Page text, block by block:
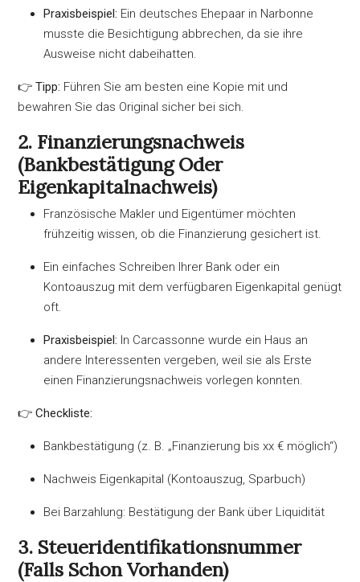
Praxisbeispiel: Ein deutsches Ehepaar in Narbonne
musste die Besichtigung abbrechen, da sie ihre
Ausweise nicht dabeihatten.
👉 Tipp: Führen Sie am besten eine Kopie mit und
bewahren Sie das Original sicher bei sich.
2. Finanzierungsnachweis
(Bankbestätigung Oder
Eigenkapitalnachweis)
Französische Makler und Eigentümer möchten
frühzeitig wissen, ob die Finanzierung gesichert ist.
Ein einfaches Schreiben Ihrer Bank oder ein
Kontoauszug mit dem verfügbaren Eigenkapital genügt
oft.
Praxisbeispiel: In Carcassonne wurde ein Haus an
andere Interessenten vergeben, weil sie als Erste
einen Finanzierungsnachweis vorlegen konnten.
👉 Checkliste:
Bankbestätigung (z. B. „Finanzierung bis xx € möglich“)
Nachweis Eigenkapital (Kontoauszug, Sparbuch)
Bei Barzahlung: Bestätigung der Bank über Liquidität
3. Steueridentifikationsnummer
(falls Schon Vorhanden)